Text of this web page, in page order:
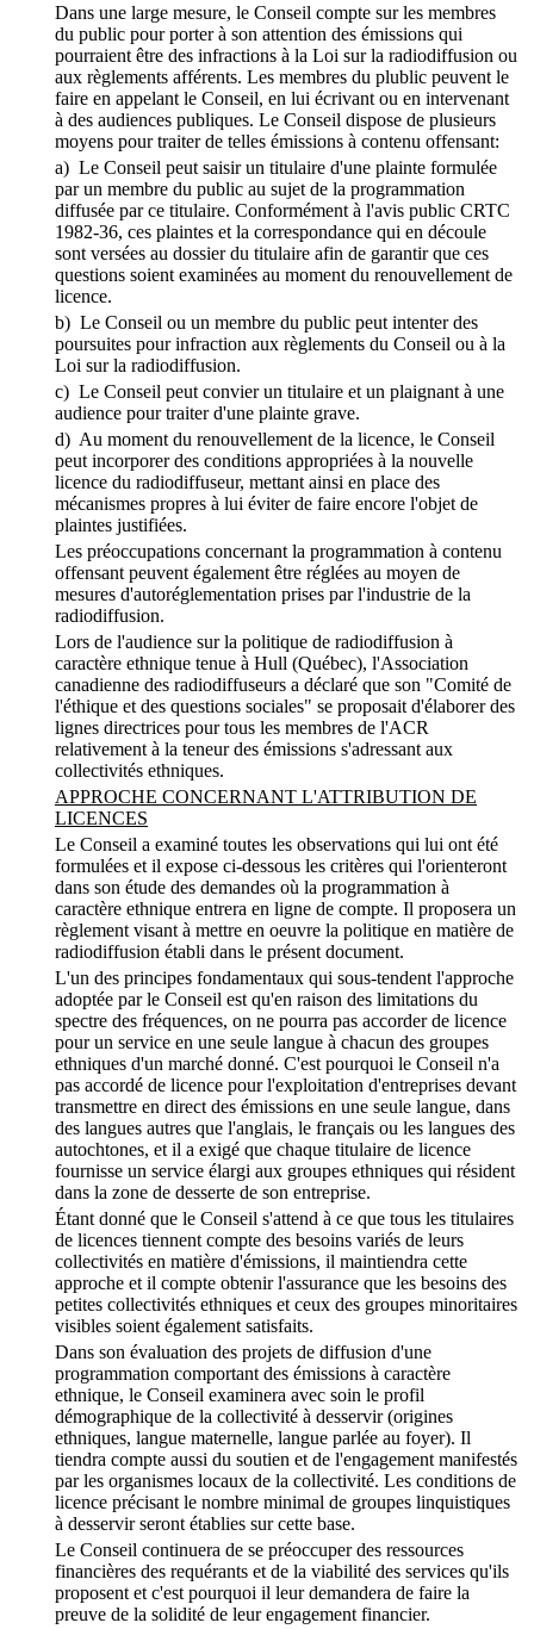
Dans une large mesure, le Conseil compte sur les membres
du public pour porter à son attention des émissions qui
pourraient être des infractions à la Loi sur la radiodiffusion ou
aux règlements afférents. Les membres du plublic peuvent le
faire en appelant le Conseil, en lui écrivant ou en intervenant
à des audiences publiques. Le Conseil dispose de plusieurs
moyens pour traiter de telles émissions à contenu offensant:
a) Le Conseil peut saisir un titulaire d'une plainte formulée
par un membre du public au sujet de la programmation
diffusée par ce titulaire. Conformément à l'avis public CRTC
1982-36, ces plaintes et la correspondance qui en découle
sont versées au dossier du titulaire afin de garantir que ces
questions soient examinées au moment du renouvellement de
licence.
b) Le Conseil ou un membre du public peut intenter des
poursuites pour infraction aux règlements du Conseil ou à la
Loi sur la radiodiffusion.
c) Le Conseil peut convier un titulaire et un plaignant à une
audience pour traiter d'une plainte grave.
d) Au moment du renouvellement de la licence, le Conseil
peut incorporer des conditions appropriées à la nouvelle
licence du radiodiffuseur, mettant ainsi en place des
mécanismes propres à lui éviter de faire encore l'objet de
plaintes justifiées.
Les préoccupations concernant la programmation à contenu
offensant peuvent également être réglées au moyen de
mesures d'autoréglementation prises par l'industrie de la
radiodiffusion.
Lors de l'audience sur la politique de radiodiffusion à
caractère ethnique tenue à Hull (Québec), l'Association
canadienne des radiodiffuseurs a déclaré que son "Comité de
l'éthique et des questions sociales" se proposait d'élaborer des
lignes directrices pour tous les membres de l'ACR
relativement à la teneur des émissions s'adressant aux
collectivités ethniques.
APPROCHE CONCERNANT L'ATTRIBUTION DE
LICENCES
Le Conseil a examiné toutes les observations qui lui ont été
formulées et il expose ci-dessous les critères qui l'orienteront
dans son étude des demandes où la programmation à
caractère ethnique entrera en ligne de compte. Il proposera un
règlement visant à mettre en oeuvre la politique en matière de
radiodiffusion établi dans le présent document.
L'un des principes fondamentaux qui sous-tendent l'approche
adoptée par le Conseil est qu'en raison des limitations du
spectre des fréquences, on ne pourra pas accorder de licence
pour un service en une seule langue à chacun des groupes
ethniques d'un marché donné. C'est pourquoi le Conseil n'a
pas accordé de licence pour l'exploitation d'entreprises devant
transmettre en direct des émissions en une seule langue, dans
des langues autres que l'anglais, le français ou les langues des
autochtones, et il a exigé que chaque titulaire de licence
fournisse un service élargi aux groupes ethniques qui résident
dans la zone de desserte de son entreprise.
Étant donné que le Conseil s'attend à ce que tous les titulaires
de licences tiennent compte des besoins variés de leurs
collectivités en matière d'émissions, il maintiendra cette
approche et il compte obtenir l'assurance que les besoins des
petites collectivités ethniques et ceux des groupes minoritaires
visibles soient également satisfaits.
Dans son évaluation des projets de diffusion d'une
programmation comportant des émissions à caractère
ethnique, le Conseil examinera avec soin le profil
démographique de la collectivité à desservir (origines
ethniques, langue maternelle, langue parlée au foyer). Il
tiendra compte aussi du soutien et de l'engagement manifestés
par les organismes locaux de la collectivité. Les conditions de
licence précisant le nombre minimal de groupes linquistiques
à desservir seront établies sur cette base.
Le Conseil continuera de se préoccuper des ressources
financières des requérants et de la viabilité des services qu'ils
proposent et c'est pourquoi il leur demandera de faire la
preuve de la solidité de leur engagement financier.